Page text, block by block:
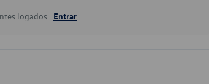
logados. Entrar